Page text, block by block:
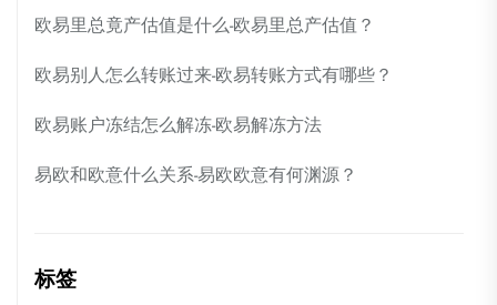
欧易里总竟产估值是什么-欧易里总产估值？
欧易别人怎么转账过来-欧易转账方式有哪些？
欧易账户冻结怎么解冻-欧易解冻方法
易欧和欧意什么关系-易欧欧意有何渊源？
标签